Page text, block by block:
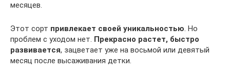
месяцев.
Этот сорт привлекает своей уникальностью. Но
проблем с уходом нет. Прекрасно растет, быстро
развивается, зацветает уже на восьмой или девятый
месяц после высаживания детки.